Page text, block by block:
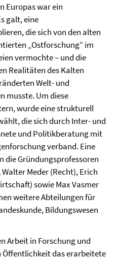
Europas war ein
galt, eine
die sich von den alten
„Ostforschung“ im
vermochte – und die
Realitäten des Kalten
Welt- und
musste. Um diese
wurde eine strukturell
die sich durch Inter- und
und Politikberatung mit
verband. Eine
die Gründungsprofessoren
Meder (Recht), Erich
sowie Max Vasmer
weitere Abteilungen für
Bildungswesen
Arbeit in Forschung und
Öffentlichkeit das erarbeitete